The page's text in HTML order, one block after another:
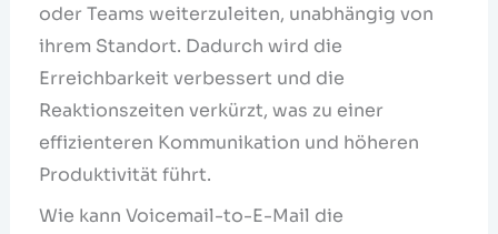
oder Teams weiterzuleiten, unabhängig von
ihrem Standort. Dadurch wird die
Erreichbarkeit verbessert und die
Reaktionszeiten verkürzt, was zu einer
effizienteren Kommunikation und höheren
Produktivität führt.
Wie kann Voicemail-to-E-Mail die